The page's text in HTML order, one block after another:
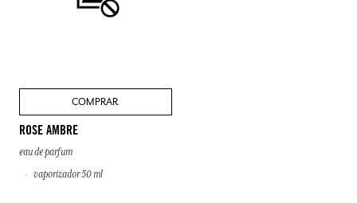
COMPRAR
ROSE AMBRE
eau de parfum
vaporizador 50 ml